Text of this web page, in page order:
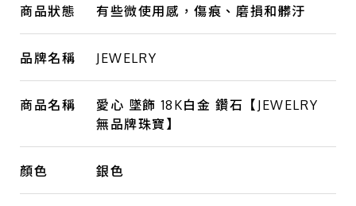
商品狀態 有些微使用感，傷痕、磨損和髒汙
品牌名稱 JEWELRY
商品名稱
愛心 墜飾 18K白金 鑽石【JEWELRY
無品牌珠寶】
顏色 銀色